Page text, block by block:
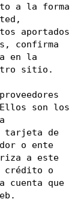
a la forma
aportados
confirma
en la
sitio.
son los
tarjeta de
o ente
a este
crédito o
cuenta que